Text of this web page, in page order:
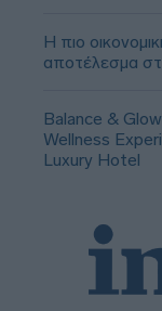
Η πιο
αποτέλεσμα
Balance &
Wellness
Luxury Hotel